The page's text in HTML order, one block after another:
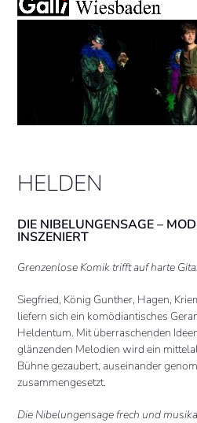
menu
menu
HELDEN
DIE NIBELUNGENSAGE –
INSZENIERT
Grenzenlose Komik trifft auf harte
Siegfried, König Gunther, Hagen,
liefern sich ein komödiantisches
Heldentum. Mit überraschenden
glänzenden Melodien wird ein
Bühne gezaubert, auseinander
zusammengesetzt.
Die Nibelungensage frech und